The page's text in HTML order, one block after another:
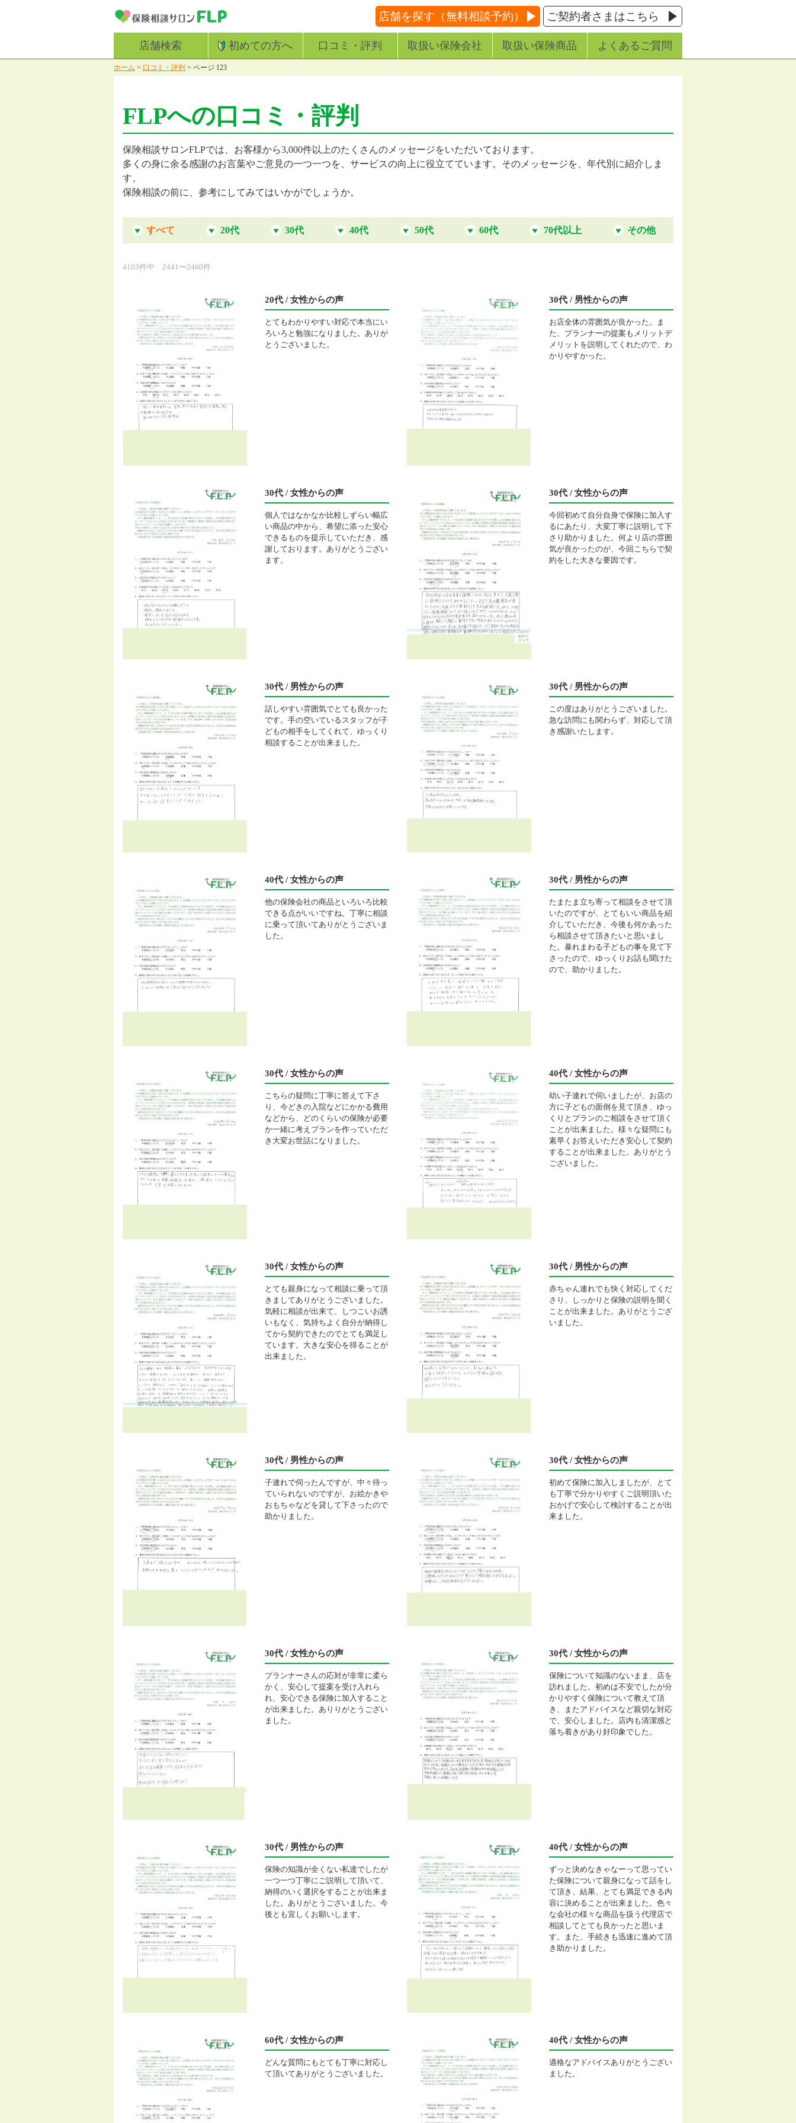
店舗を探す（無料相談予約） ご契約者さまはこちら
店舗検索 初めての方へ 口コミ・評判 取扱い保険会社 取扱い保険商品 よくあるご質問
ホーム > 口コミ・評判 > ページ 123
FLPへの口コミ・評判
保険相談サロンFLPでは、お客様から3,000件以上のたくさんのメッセージをいただいております。
多くの身に余る感謝のお言葉やご意見の一つ一つを、サービスの向上に役立てています。そのメッセージを、年代別に紹介しま
す。
保険相談の前に、参考にしてみてはいかがでしょうか。
すべて 20代 30代 40代 50代 60代 70代以上 その他
4103件中 2441〜2460件
20代 / 女性からの声
とてもわかりやすい対応で本当にい
ろいろと勉強になりました。ありが
とうございました。
30代 / 男性からの声
お店全体の雰囲気が良かった。ま
た、プランナーの提案もメリットデ
メリットを説明してくれたので、わ
かりやすかった。
30代 / 女性からの声
個人ではなかなか比較しずらい幅広
い商品の中から、希望に添った安心
できるものを提示していただき、感
謝しております。ありがとうござい
ます。
30代 / 女性からの声
今回初めて自分自身で保険に加入す
るにあたり、大変丁寧に説明して下
さり助かりました。何より店の雰囲
気が良かったのが、今回こちらで契
約をした大きな要因です。
30代 / 男性からの声
話しやすい雰囲気でとても良かった
です。手の空いているスタッフが子
どもの相手をしてくれて、ゆっくり
相談することが出来ました。
30代 / 男性からの声
この度はありがとうございました。
急な訪問にも関わらず、対応して頂
き感謝いたします。
40代 / 女性からの声
他の保険会社の商品といろいろ比較
できる点がいいですね。丁寧に相談
に乗って頂いてありがとうございま
した。
30代 / 男性からの声
たまたま立ち寄って相談をさせて頂
いたのですが、とてもいい商品を紹
介していただき、今後も何かあった
ら相談させて頂きたいと思いまし
た。暴れまわる子どもの事を見て下
さったので、ゆっくりお話も聞けた
ので、助かりました。
30代 / 女性からの声
こちらの疑問に丁寧に答えて下さ
り、今どきの入院などにかかる費用
などから、どのくらいの保険が必要
か一緒に考えプランを作っていただ
き大変お世話になりました。
40代 / 女性からの声
幼い子連れで伺いましたが、お店の
方に子どもの面倒を見て頂き、ゆっ
くりとプランのご相談をさせて頂く
ことが出来ました。様々な疑問にも
素早くお答えいただき安心して契約
することが出来ました。ありがとう
ございました。
30代 / 女性からの声
とても親身になって相談に乗って頂
きましてありがとうございました。
気軽に相談が出来て、しつこいお誘
いもなく、気持ちよく自分が納得し
てから契約できたのでとても満足し
ています。大きな安心を得ることが
出来ました。
30代 / 男性からの声
赤ちゃん連れでも快く対応してくだ
さり、しっかりと保険の説明を聞く
ことが出来ました。ありがとうござ
いました。
30代 / 男性からの声
子連れで伺ったんですが、中々待っ
ていられないのですが、お絵かきや
おもちゃなどを貸して下さったので
助かりました。
30代 / 女性からの声
初めて保険に加入しましたが、とて
も丁寧で分かりやすくご説明頂いた
おかげで安心して検討することが出
来ました。
30代 / 女性からの声
プランナーさんの応対が非常に柔ら
かく、安心して提案を受け入れら
れ、安心できる保険に加入すること
が出来ました。ありりがとうござい
ました。
30代 / 女性からの声
保険について知識のないまま、店を
訪れました。初めは不安でしたが分
かりやすく保険について教えて頂
き、またアドバイスなど親切な対応
で、安心しました。店内も清潔感と
落ち着きがあり好印象でした。
30代 / 男性からの声
保険の知識が全くない私達でしたが
一つ一つ丁寧にご説明して頂いて、
納得のいく選択をすることが出来ま
した。ありがとうございました。今
後とも宜しくお願いします。
40代 / 女性からの声
ずっと決めなきゃなーって思ってい
た保険について親身になって話をし
て頂き、結果、とても満足できる内
容に決めることが出来ました。色々
な会社の様々な商品を扱う代理店で
相談してとても良かったと思いま
す。また、手続きも迅速に進めて頂
き助かりました。
60代 / 女性からの声
どんな質問にもとても丁寧に対応し
て頂いてありがとうございました。
40代 / 女性からの声
適格なアドバイスありがとうござい
ました。